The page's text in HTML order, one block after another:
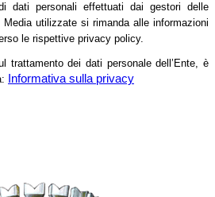
dati personali effettuati dai gestori delle
utilizzate si rimanda alle informazioni
le rispettive privacy policy.
trattamento dei dati personale dell’Ente, è
Informativa sulla privacy